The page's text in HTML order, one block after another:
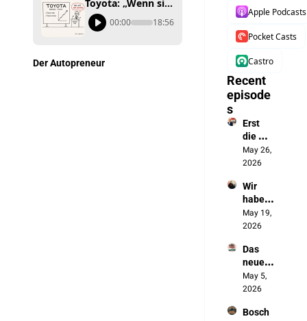
Toyota: „Wenn sich nichts ändert, werden wir NICHT überleben"
00:00 18:56
Der Autopreneur
Apple Podcasts
Pocket Casts
Castro
Recent
episode
s
Erst
die
Batteri
e, jetzt
autono
me
Fahren
May 26,
2026
Wir
haben
die
Chines
ausges
perrt.
Jetzt
bauen
unsere
May 19,
2026
Das
neue
Made
in
ny
May 5,
2026
Bosch